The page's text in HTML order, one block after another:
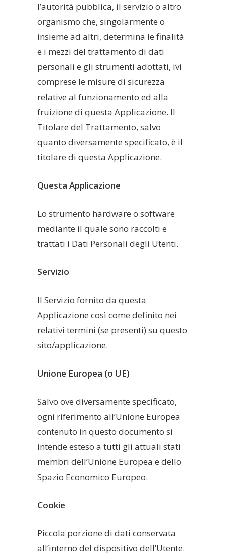
l’autorità pubblica, il servizio o altro
organismo che, singolarmente o
insieme ad altri, determina le finalità
e i mezzi del trattamento di dati
personali e gli strumenti adottati, ivi
comprese le misure di sicurezza
relative al funzionamento ed alla
fruizione di questa Applicazione. Il
Titolare del Trattamento, salvo
quanto diversamente specificato, è il
titolare di questa Applicazione.
Questa Applicazione
Lo strumento hardware o software
mediante il quale sono raccolti e
trattati i Dati Personali degli Utenti.
Servizio
Il Servizio fornito da questa
Applicazione così come definito nei
relativi termini (se presenti) su questo
sito/applicazione.
Unione Europea (o UE)
Salvo ove diversamente specificato,
ogni riferimento all’Unione Europea
contenuto in questo documento si
intende esteso a tutti gli attuali stati
membri dell’Unione Europea e dello
Spazio Economico Europeo.
Cookie
Piccola porzione di dati conservata
all’interno del dispositivo dell’Utente.